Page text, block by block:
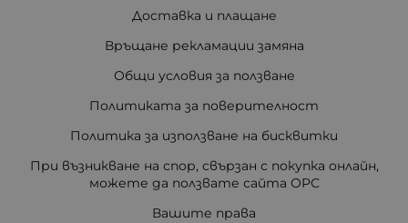
Доставка и плащане
Връщане рекламации замяна
Общи условия за ползване
Политиката за поверителност
Политика за използване на бисквитки
При възникване на спор, свързан с покупка онлайн,
можете да ползвате сайта ОРС
Вашите права